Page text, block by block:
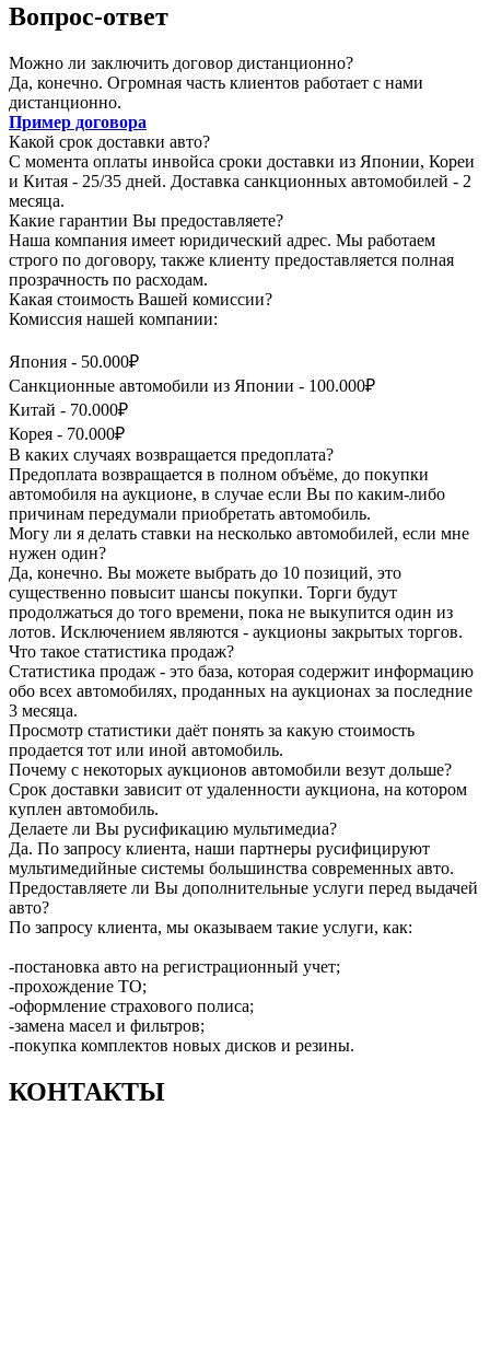
Вопрос-ответ
Можно ли заключить договор дистанционно?
Да, конечно. Огромная часть клиентов работает с нами
дистанционно.
Пример договора
Какой срок доставки авто?
С момента оплаты инвойса сроки доставки из Японии, Кореи
и Китая - 25/35 дней. Доставка санкционных автомобилей - 2
месяца.
Какие гарантии Вы предоставляете?
Наша компания имеет юридический адрес. Мы работаем
строго по договору, также клиенту предоставляется полная
прозрачность по расходам.
Какая стоимость Вашей комиссии?
Комиссия нашей компании:
Япония - 50.000₽
Санкционные автомобили из Японии - 100.000₽
Китай - 70.000₽
Корея - 70.000₽
В каких случаях возвращается предоплата?
Предоплата возвращается в полном объёме, до покупки
автомобиля на аукционе, в случае если Вы по каким-либо
причинам передумали приобретать автомобиль.
Могу ли я делать ставки на несколько автомобилей, если мне
нужен один?
Да, конечно. Вы можете выбрать до 10 позиций, это
существенно повысит шансы покупки. Торги будут
продолжаться до того времени, пока не выкупится один из
лотов. Исключением являются - аукционы закрытых торгов.
Что такое статистика продаж?
Статистика продаж - это база, которая содержит информацию
обо всех автомобилях, проданных на аукционах за последние
3 месяца.
Просмотр статистики даёт понять за какую стоимость
продается тот или иной автомобиль.
Почему с некоторых аукционов автомобили везут дольше?
Срок доставки зависит от удаленности аукциона, на котором
куплен автомобиль.
Делаете ли Вы русификацию мультимедиа?
Да. По запросу клиента, наши партнеры русифицируют
мультимедийные системы большинства современных авто.
Предоставляете ли Вы дополнительные услуги перед выдачей
авто?
По запросу клиента, мы оказываем такие услуги, как:
-постановка авто на регистрационный учет;
-прохождение ТО;
-оформление страхового полиса;
-замена масел и фильтров;
-покупка комплектов новых дисков и резины.
КОНТАКТЫ